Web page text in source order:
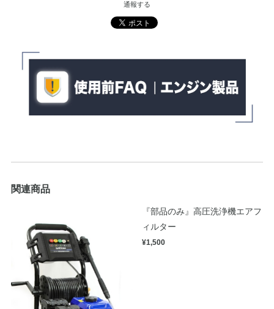
通報する
関連商品
『部品のみ』高圧洗浄機エアフ
ィルター
¥1,500